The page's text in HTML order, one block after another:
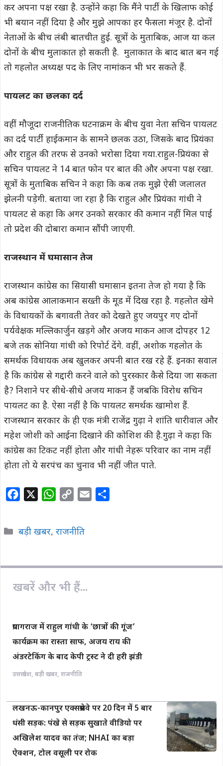
कर अपना पक्ष रखा है. उन्होंने कहा कि मैंने पार्टी के खिलाफ कोई
भी बयान नहीं दिया है और मुझे आपका हर फैसला मंजूर है. दोनों
नेताओं के बीच लंबी बातचीत हुई. सूत्रों के मुताबिक, आज या कल
दोनों के बीच मुलाकात हो सकती है. मुलाकात के बाद बात बन गई
तो गहलोत अध्यक्ष पद के लिए नामांकन भी भर सकते हैं.
पायलट का छलका दर्द
वहीं मौजूदा राजनीतिक घटनाक्रम के बीच युवा नेता सचिन पायलट
का दर्द पार्टी हाईकमान के सामने छलक उठा, जिसके बाद प्रियंका
और राहुल की तरफ से उनको भरोसा दिया गया.राहुल-प्रियंका से
सचिन पायलट ने 14 बात फोन पर बात की और अपना पक्ष रखा.
सूत्रों के मुताबिक सचिन ने कहा कि कब तक मुझे ऐसी जलालत
झेलनी पड़ेगी. बताया जा रहा है कि राहुल और प्रियंका गांधी ने
पायलट से कहा कि अगर उनको सरकार की कमान नहीं मिल पाई
तो प्रदेश की दोबारा कमान सौंपी जाएगी.
राजस्थान में घमासान तेज
राजस्थान कांग्रेस का सियासी घमासान इतना तेज हो गया है कि
अब कांग्रेस आलाकमान सख्ती के मूड में दिख रहा है. गहलोत खेमे
के विधायकों के बगावती तेवर को देखते हुए जयपुर गए दोनों
पर्यवेक्षक मल्लिकार्जुन खड़गे और अजय माकन आज दोपहर 12
बजे तक सोनिया गांधी को रिपोर्ट देंगे. वहीं, अशोक गहलोत के
समर्थक विधायक अब खुलकर अपनी बात रख रहे हैं. इनका सवाल
है कि कांग्रेस से गद्दारी करने वाले को पुरस्कार कैसे दिया जा सकता
है? निशाने पर सीधे-सीधे अजय माकन हैं जबकि विरोध सचिन
पायलट का है. ऐसा नहीं है कि पायलट समर्थक खामोश हैं.
राजस्थान सरकार के ही एक मंत्री राजेंद्र गुढ़ा ने शांति धारीवाल और
महेश जोशी को आईना दिखाने की कोशिश की है.गुढ़ा ने कहा कि
कांग्रेस का टिकट नहीं होता और गांधी नेहरू परिवार का नाम नहीं
होता तो ये सरपंच का चुनाव भी नहीं जीत पाते.
e
o
k
W
t
A
y
i
k
Categories
बड़ी खबर, राजनीति
खबरें और भी हैं...
प्रयागराज में राहुल गांधी के ‘छात्रों की गूंज’
कार्यक्रम का रास्ता साफ, अजय राय की
अंडरटेकिंग के बाद केपी ट्रस्ट ने दी हरी झंडी
उत्तरप्रदेश, बड़ी खबर, राजनीति
लखनऊ-कानपुर एक्सप्रेसवे पर 20 दिन में 5 बार
धंसी सड़क: पंखे से सड़क सुखाते वीडियो पर
अखिलेश यादव का तंज; NHAI का बड़ा
ऐक्शन, टोल वसूली पर रोक